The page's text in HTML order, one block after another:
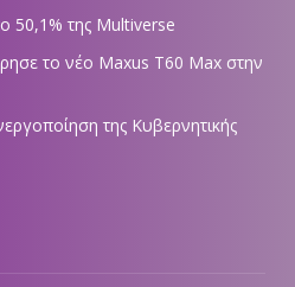
50,1% της Multiverse
το νέο Maxus T60 Max στην
της Κυβερνητικής